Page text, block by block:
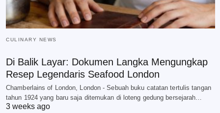
CULINARY NEWS
Di Balik Layar: Dokumen Langka Mengungkap
Resep Legendaris Seafood London
Chamberlains of London, London - Sebuah buku catatan tertulis tangan
tahun 1924 yang baru saja ditemukan di loteng gedung bersejarah…
3 weeks ago